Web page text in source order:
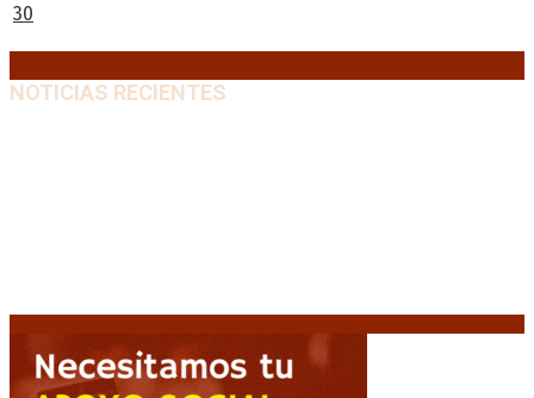
30
NOTICIAS RECIENTES